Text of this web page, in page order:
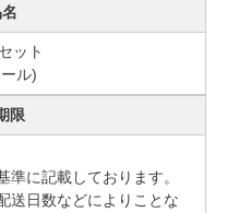
ット
ル)
限
に記載しております。
送日数などによりことな